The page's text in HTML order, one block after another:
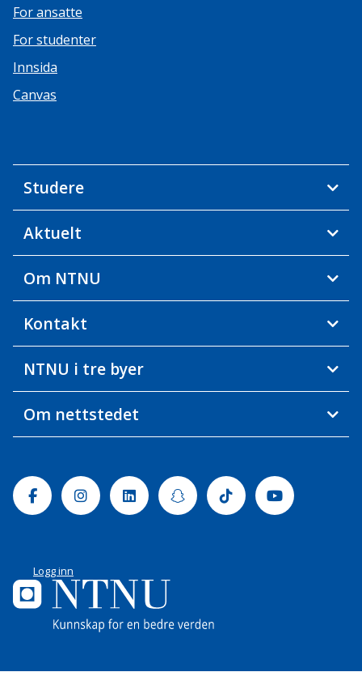
For ansatte
For studenter
Innsida
Canvas
Studere
Aktuelt
Om NTNU
Kontakt
NTNU i tre byer
Om nettstedet
FacebookInstagramLinkedinSnapchatTiktok Youtube
Logg inn